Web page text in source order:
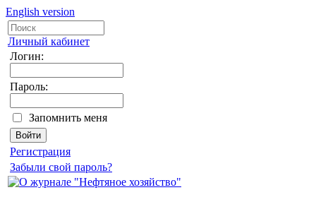
English version
Личный кабинет
Логин:
Пароль:
Запомнить меня
Регистрация
Забыли свой пароль?